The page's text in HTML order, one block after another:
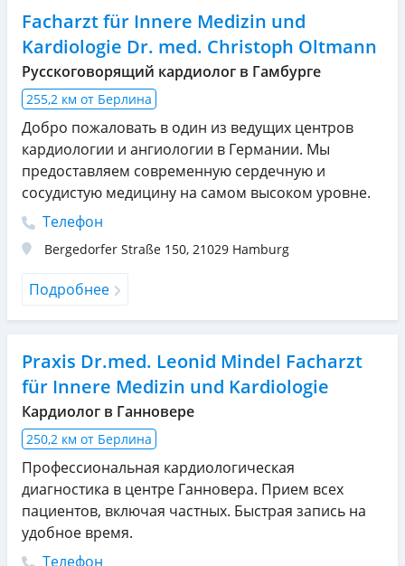
Facharzt für Innere Medizin und
Kardiologie Dr. med. Christoph Oltmann
Русскоговорящий кардиолог в Гамбурге
255,2 км от Берлина
Добро пожаловать в один из ведущих центров
кардиологии и ангиологии в Германии. Мы
предоставляем современную сердечную и
сосудистую медицину на самом высоком уровне.
Телефон
Bergedorfer Straße 150, 21029 Hamburg
Подробнее
Praxis Dr.med. Leonid Mindel Facharzt
für Innere Medizin und Kardiologie
Кардиолог в Ганновере
250,2 км от Берлина
Профессиональная кардиологическая
диагностика в центре Ганновера. Прием всех
пациентов, включая частных. Быстрая запись на
удобное время.
Телефон